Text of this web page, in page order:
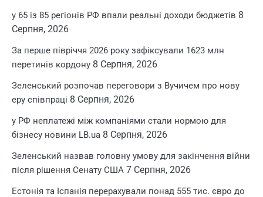
у 65 із 85 регіонів РФ впали реальні доходи бюджетів 8
Серпня, 2026
За перше півріччя 2026 року зафіксували 1623 млн
перетинів кордону 8 Серпня, 2026
Зеленський розпочав переговори з Вучичем про нову
еру співпраці 8 Серпня, 2026
у РФ неплатежі між компаніями стали нормою для
бізнесу новини LB.ua 8 Серпня, 2026
Зеленський назвав головну умову для закінчення війни
після рішення Сенату США 7 Серпня, 2026
Естонія та Іспанія перерахували понад 555 тис. євро до